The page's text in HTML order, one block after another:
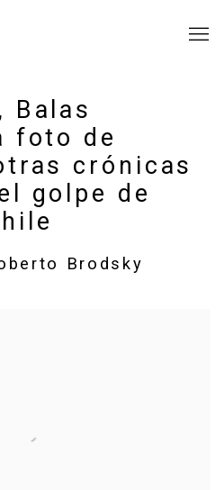
Balas
foto de
crónicas
golpe de
Brodsky